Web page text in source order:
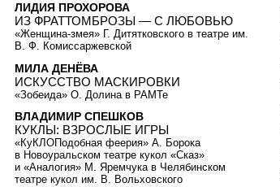
ЛИДИЯ ПРОХОРОВА
ИЗ ФРАТТОМБРОЗЫ — С ЛЮБОВЬЮ
«Женщина-змея» Г. Дитятковского в театре им.
В. Ф. Комиссаржевской
МИЛА ДЕНЁВА
ИСКУССТВО МАСКИРОВКИ
«Зобеида» О. Долина в РАМТе
ВЛАДИМИР СПЕШКОВ
КУКЛЫ: ВЗРОСЛЫЕ ИГРЫ
«КуКЛОПодобная феерия» А. Борока
в Новоуральском театре кукол «Сказ»
и «Аналогия» М. Яремчука в Челябинском
театре кукол им. В. Вольховского